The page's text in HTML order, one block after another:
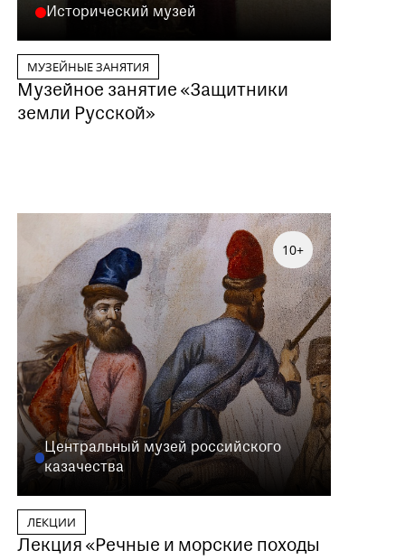
Исторический музей
МУЗЕЙНЫЕ ЗАНЯТИЯ
Музейное занятие «Защитники
земли Русской»
Центральный музей российского
казачества
10+
ЛЕКЦИИ
Лекция «Речные и морские походы